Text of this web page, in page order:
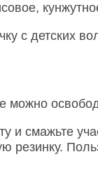
и смажьте
резинку.